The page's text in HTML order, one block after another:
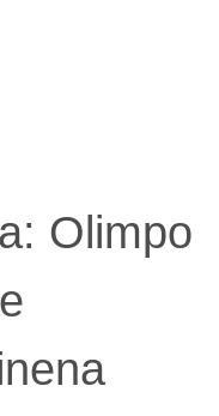
Olimpo